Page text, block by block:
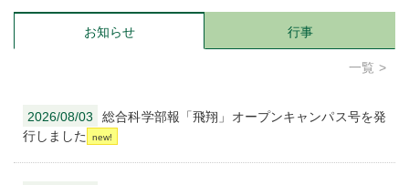
お知らせ 行事
一覧
2026/08/03
総合科学部報「飛翔」オープンキャンパス号を発
行しました